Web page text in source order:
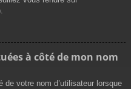
à côté de mon nom
de votre nom d’utilisateur lorsque